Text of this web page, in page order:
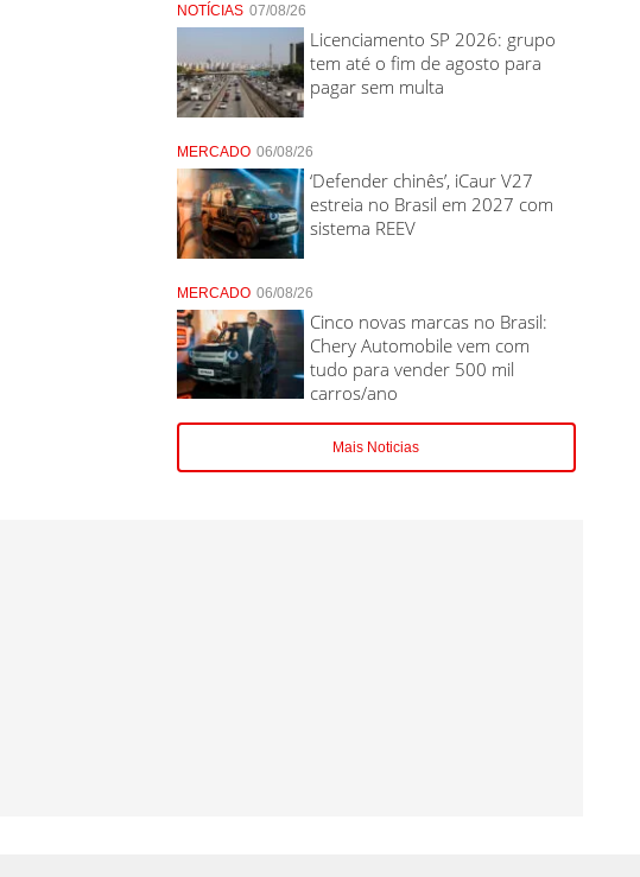
NOTÍCIAS 07/08/26
Licenciamento SP 2026: grupo
tem até o fim de agosto para
pagar sem multa
MERCADO 06/08/26
‘Defender chinês’, iCaur V27
estreia no Brasil em 2027 com
sistema REEV
MERCADO 06/08/26
Cinco novas marcas no Brasil:
Chery Automobile vem com
tudo para vender 500 mil
carros/ano
Mais Noticias